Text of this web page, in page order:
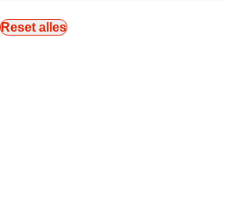
Reset alles